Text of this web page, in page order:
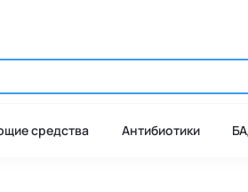
средства Антибиотики